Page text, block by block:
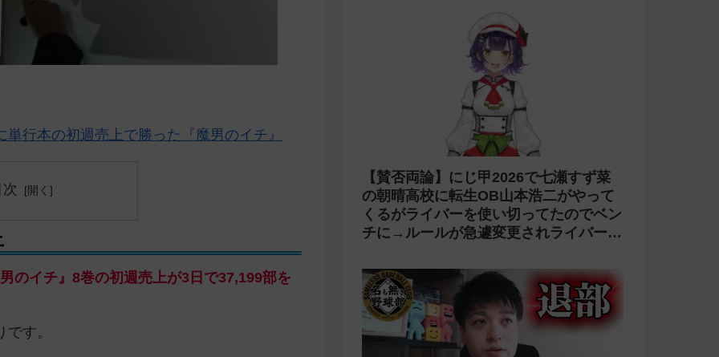
行本の初週売上で勝った『魔男のイチ』
のイチ』8巻の初週売上が3日で37,199部を
す。
【賛否両論】にじ甲2026で七瀬すず菜
の朝晴高校に転生OB山本浩二がやって
くるがライバーを使い切ってたのでベン
チに→ルールが急遽変更されライバーの